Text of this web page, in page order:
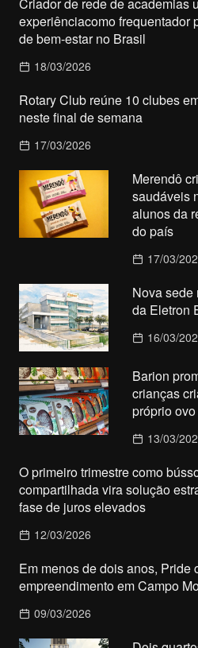
experiênciacomo frequentador
de bem-estar no Brasil
18/03/2026
Rotary Club reúne 10 clubes
neste final de semana
17/03/2026
Merendô
saudáveis
alunos da
do país
17/03/
Nova sede
da Eletron
16/03/
Barion
crianças
próprio
13/03/
O primeiro trimestre como
compartilhada vira solução
fase de juros elevados
12/03/2026
Em menos de dois anos, Pride
empreendimento em Campo
09/03/2026